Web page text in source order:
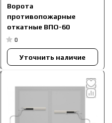
Ворота
противопожарные
откатные ВПО-60
0
Уточнить наличие